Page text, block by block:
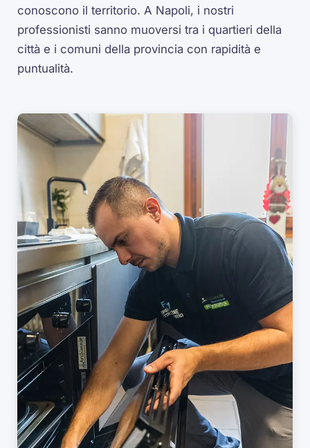
conoscono il territorio. A Napoli, i nostri
professionisti sanno muoversi tra i quartieri della
città e i comuni della provincia con rapidità e
puntualità.